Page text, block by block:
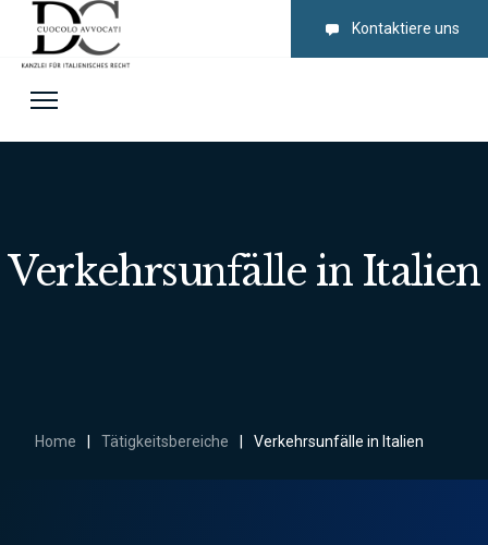
Kontaktiere uns
Verkehrsunfälle in Italien
Home Tätigkeitsbereiche Verkehrsunfälle in Italien